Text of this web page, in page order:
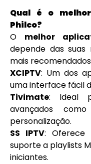
Qual é o
Philco?
O melhor
depende das suas
mais
XCIPTV: Um dos
uma interface fácil
Tivimate: Ideal
avançados
personalização.
SS IPTV: Oferece
suporte a playlists
iniciantes.